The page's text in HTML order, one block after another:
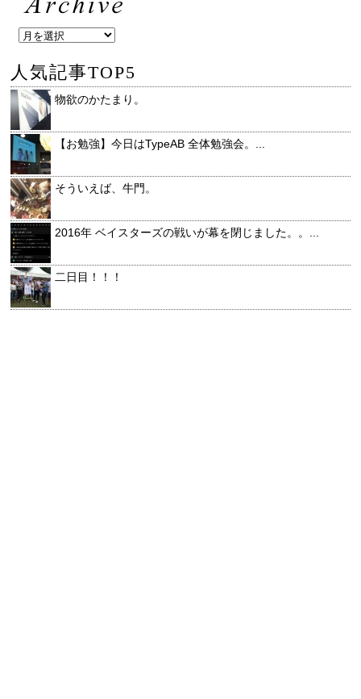
人気記事TOP5
物欲のかたまり。
【お勉強】今日はTypeAB 全体勉強会。...
そういえば、牛門。
2016年 ベイスターズの戦いが幕を閉じました。。...
二日目！！！